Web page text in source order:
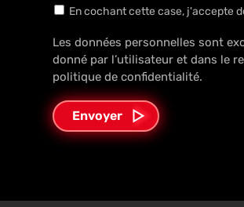
En cochant cette case, j'accepte
Les données personnelles sont
donné par l’utilisateur et dans le
politique de confidentialité.
Envoyer